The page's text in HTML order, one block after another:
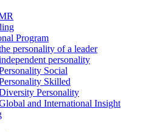
Program
personality of a leader
personality
Social
Skilled
Personality
and International Insight